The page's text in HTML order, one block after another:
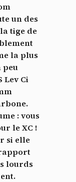
un des
tige de
la plus
peu
Lev Ci
: vous
le XC !
si elle
lourds